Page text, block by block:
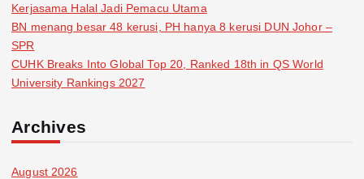
Kerjasama Halal Jadi Pemacu Utama
BN menang besar 48 kerusi, PH hanya 8 kerusi DUN Johor –
SPR
CUHK Breaks Into Global Top 20, Ranked 18th in QS World
University Rankings 2027
Archives
August 2026